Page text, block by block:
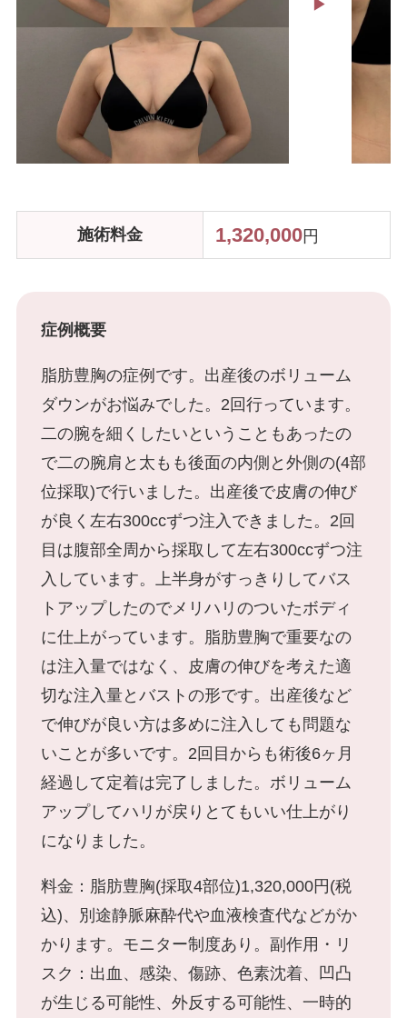
糸リフト
ハイフ・RF治療
脂肪注入
ボトックス
ニキビ・ニキビ跡
美白・シミ取り
肌育注射
身体の施術
脂肪吸引
豊胸手術
乳輪・乳頭縮小
脂肪注入
脂肪吸引
顔の脂肪吸引
二の腕の脂肪吸引
▶︎
施術料金 1,320,000円
症例概要
脂肪豊胸の症例です。出産後のボリューム
ダウンがお悩みでした。2回行っています。
二の腕を細くしたいということもあったの
で二の腕肩と太もも後面の内側と外側の(4部
位採取)で行いました。出産後で皮膚の伸び
が良く左右300ccずつ注入できました。2回
目は腹部全周から採取して左右300ccずつ注
入しています。上半身がすっきりしてバス
トアップしたのでメリハリのついたボディ
に仕上がっています。脂肪豊胸で重要なの
は注入量ではなく、皮膚の伸びを考えた適
切な注入量とバストの形です。出産後など
で伸びが良い方は多めに注入しても問題な
いことが多いです。2回目からも術後6ヶ月
経過して定着は完了しました。ボリューム
アップしてハリが戻りとてもいい仕上がり
になりました。
料金：脂肪豊胸(採取4部位)1,320,000円(税
込)、別途静脈麻酔代や血液検査代などがか
かります。モニター制度あり。副作用・リ
スク：出血、感染、傷跡、色素沈着、凹凸
が生じる可能性、外反する可能性、一時的